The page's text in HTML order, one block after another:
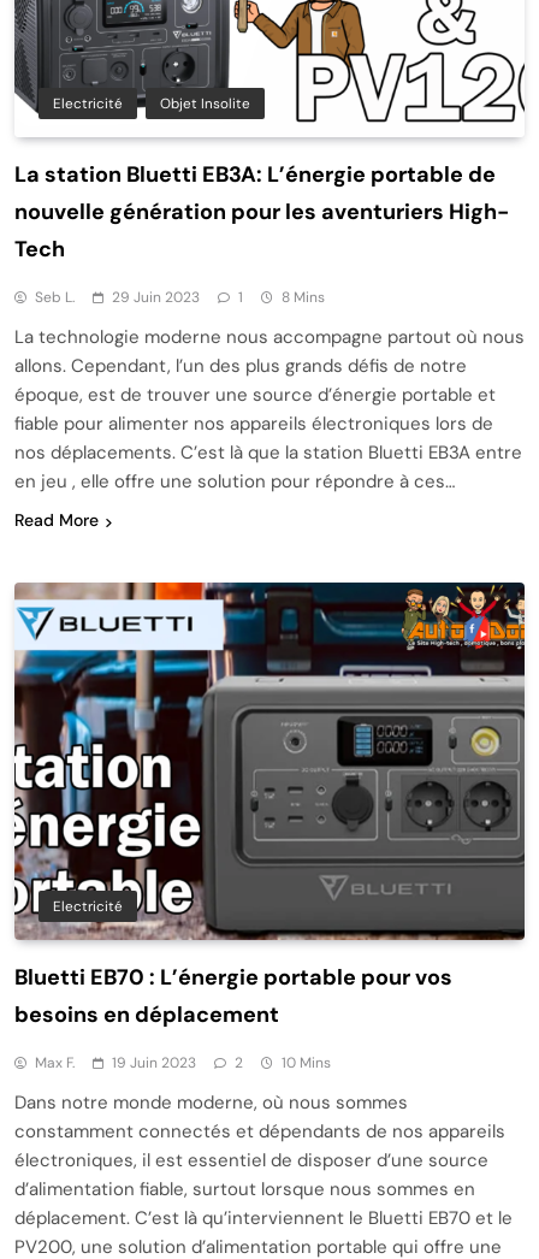
Electricité Objet Insolite
La station Bluetti EB3A: L’énergie portable de
nouvelle génération pour les aventuriers High-
Tech
Seb L. 29 Juin 2023 1 8 Mins
La technologie moderne nous accompagne partout où nous
allons. Cependant, l’un des plus grands défis de notre
époque, est de trouver une source d’énergie portable et
fiable pour alimenter nos appareils électroniques lors de
nos déplacements. C’est là que la station Bluetti EB3A entre
en jeu , elle offre une solution pour répondre à ces…
Read More
Electricité
Bluetti EB70 : L’énergie portable pour vos
besoins en déplacement
Max F. 19 Juin 2023 2 10 Mins
Dans notre monde moderne, où nous sommes
constamment connectés et dépendants de nos appareils
électroniques, il est essentiel de disposer d’une source
d’alimentation fiable, surtout lorsque nous sommes en
déplacement. C’est là qu’interviennent le Bluetti EB70 et le
PV200, une solution d’alimentation portable qui offre une